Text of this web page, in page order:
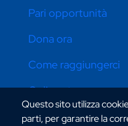
Questo sito utilizza
parti, per garantire la
Pari opportunità
Dona ora
Come raggiungerci
Online store